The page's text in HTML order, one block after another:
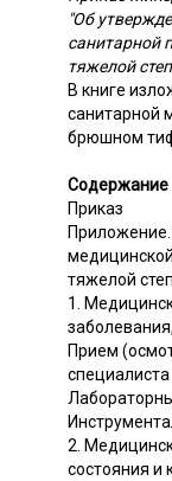
"Об
санитарной
тяжелой
В книге
санитарной
брюшном
Содержание
Приказ
тяжелой
1.
Прием
специалиста
2.
состояния и